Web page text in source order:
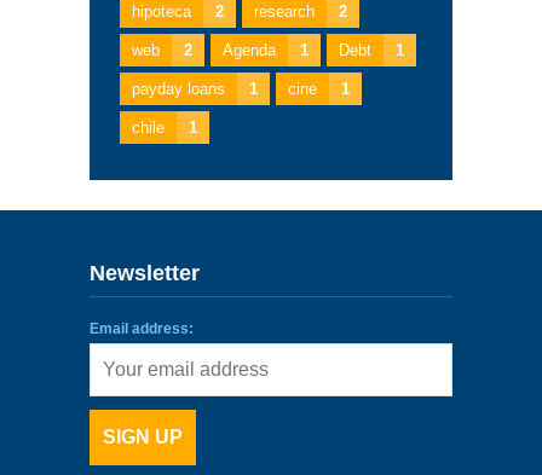
hipoteca 2 research 2
web 2 Agenda 1 Debt 1
payday loans 1 cine 1
chile 1
Newsletter
Email address: